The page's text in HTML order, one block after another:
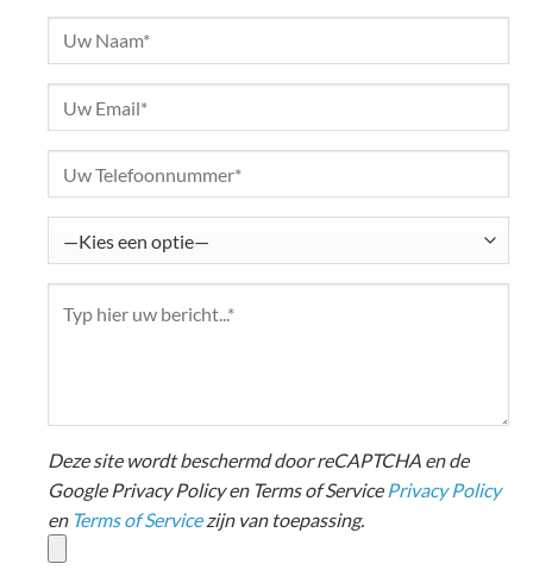
Deze site wordt beschermd door reCAPTCHA en de
Google Privacy Policy en Terms of Service Privacy Policy
en Terms of Servicezijn van toepassing.